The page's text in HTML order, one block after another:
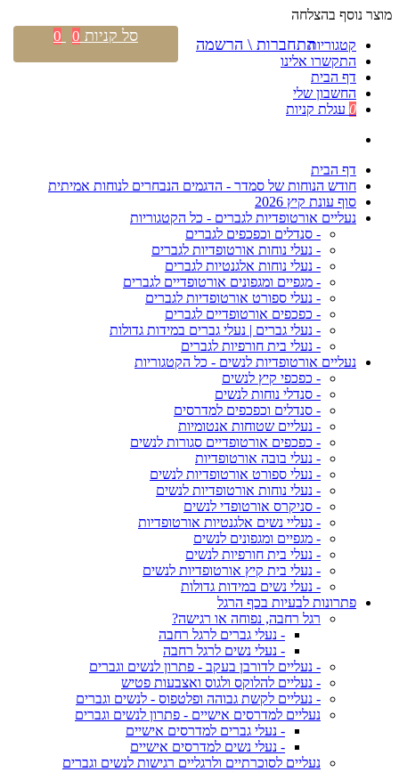
מוצר נוסף בהצלחה
קטגוריות
התקשרו אלינו
דף הבית
החשבון שלי
0 עגלת קניות
דף הבית
חודש הנוחות של סמדר - הדגמים הנבחרים לנוחות אמיתית
סוף עונת קיץ 2026
נעליים אורטופדיות לגברים - כל הקטגוריות
- סנדלים וכפכפים לגברים
- נעלי נוחות אורטופדיות לגברים
- נעלי נוחות אלגנטיות לגברים
- מגפיים ומגפונים אורטופדיים לגברים
- נעלי ספורט אורטופדיות לגברים
- כפכפים אורטופדיים לגברים
- נעלי גברים | נעלי גברים במידות גדולות
- נעלי בית חורפיות לגברים
נעליים אורטופדיות לנשים - כל הקטגוריות
- כפכפי קיץ לנשים
- סנדלי נוחות לנשים
- סנדלים וכפכפים למדרסים
- נעליים שטוחות אנטומיות
- כפכפים אורטופדיים סגורות לנשים
- נעלי בובה אורטופדיות
- נעלי ספורט אורטופדיות לנשים
- נעלי נוחות אורטופדיות לנשים
- סניקרס אורטופדי לנשים
- נעליי נשים אלגנטיות אורטופדיות
- מגפיים ומגפונים לנשים
- נעלי בית חורפיות לנשים
- נעלי בית קיץ אורטופדיות לנשים
- נעלי נשים במידות גדולות
פתרונות לבעיות בכף הרגל
רגל רחבה, נפוחה או רגישה?
- נעלי גברים לרגל רחבה
- נעלי נשים לרגל רחבה
- נעליים לדורבן בעקב - פתרון לנשים וגברים
- נעליים להלוקס ולגוס ואצבעות פטיש
- נעליים לקשת גבוהה ופלטפוס - לנשים וגברים
נעליים למדרסים אישיים - פתרון לנשים וגברים
- נעלי גברים למדרסים אישיים
- נעלי נשים למדרסים אישיים
נעליים לסוכרתיים ולרגליים רגישות לנשים וגברים
התחברות \ הרשמה סל קניות 0
0